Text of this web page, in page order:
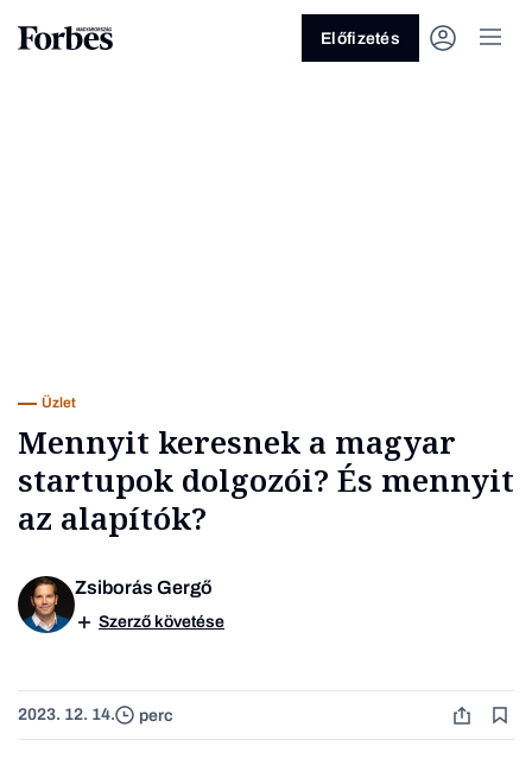
Előfizetés
Üzlet
Mennyit keresnek a magyar
startupok dolgozói? És mennyit
az alapítók?
Zsiborás Gergő
Szerző követése
2023. 12. 14. perc